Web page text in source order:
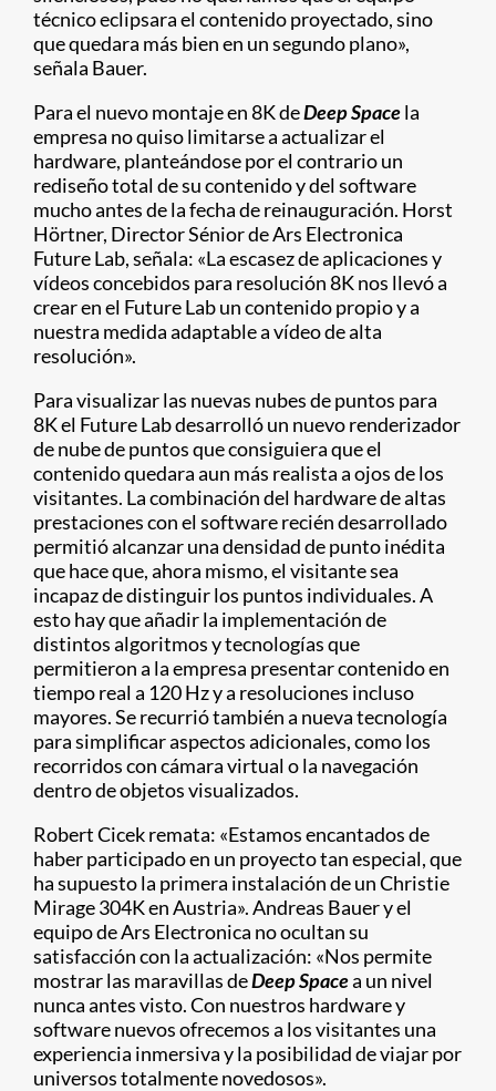
técnico eclipsara el contenido proyectado, sino
que quedara más bien en un segundo plano»,
señala Bauer.
Para el nuevo montaje en 8K deDeep Spacela
empresa no quiso limitarse a actualizar el
hardware, planteándose por el contrario un
rediseño total de su contenido y del software
mucho antes de la fecha de reinauguración. Horst
Hörtner, Director Sénior de Ars Electronica
Future Lab, señala: «La escasez de aplicaciones y
vídeos concebidos para resolución 8K nos llevó a
crear en el Future Lab un contenido propio y a
nuestra medida adaptable a vídeo de alta
resolución».
Para visualizar las nuevas nubes de puntos para
8K el Future Lab desarrolló un nuevo renderizador
de nube de puntos que consiguiera que el
contenido quedara aun más realista a ojos de los
visitantes. La combinación del hardware de altas
prestaciones con el software recién desarrollado
permitió alcanzar una densidad de punto inédita
que hace que, ahora mismo, el visitante sea
incapaz de distinguir los puntos individuales. A
esto hay que añadir la implementación de
distintos algoritmos y tecnologías que
permitieron a la empresa presentar contenido en
tiempo real a 120 Hz y a resoluciones incluso
mayores. Se recurrió también a nueva tecnología
para simplificar aspectos adicionales, como los
recorridos con cámara virtual o la navegación
dentro de objetos visualizados.
Robert Cicek remata: «Estamos encantados de
haber participado en un proyecto tan especial, que
ha supuesto la primera instalación de un Christie
Mirage 304K en Austria». Andreas Bauer y el
equipo de Ars Electronica no ocultan su
satisfacción con la actualización: «Nos permite
mostrar las maravillas deDeep Spacea un nivel
nunca antes visto. Con nuestros hardware y
software nuevos ofrecemos a los visitantes una
experiencia inmersiva y la posibilidad de viajar por
universos totalmente novedosos».